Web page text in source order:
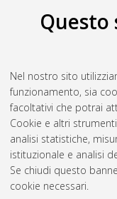
Questo
Nel nostro sito
funzionamento, sia
facoltativi che potrai
Cookie e altri
analisi statistiche,
istituzionale e analisi
Se chiudi questo
cookie necessari.
Laurea
Zordan, Francesco
Networks.[Laurea
Studio in
Documento full-text
Questa lista e' stata